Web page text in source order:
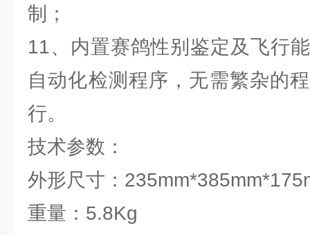
制；
11、内置赛鸽性别鉴定及飞行
自动化检测程序，无需繁杂的
行。
技术参数：
外形尺寸：
重量：5.8Kg